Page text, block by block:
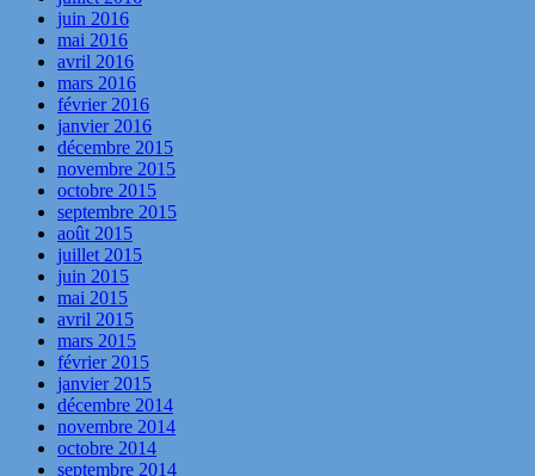
juin 2016
mai 2016
avril 2016
mars 2016
février 2016
janvier 2016
décembre 2015
novembre 2015
octobre 2015
septembre 2015
août 2015
juillet 2015
juin 2015
mai 2015
avril 2015
mars 2015
février 2015
janvier 2015
décembre 2014
novembre 2014
octobre 2014
septembre 2014